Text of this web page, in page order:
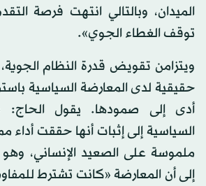
الميدان، وبالتالي انتهت فرصة
توقف الغطاء الجوي».
ويتزامن تقويض قدرة النظام
حقيقية لدى المعارضة السياسية
أدى إلى صمودها. يقول الحاج:
السياسية إلى إثبات أنها حققت أداء
ملموسة على الصعيد الإنساني،
إلى أن المعارضة «كانت تشترط